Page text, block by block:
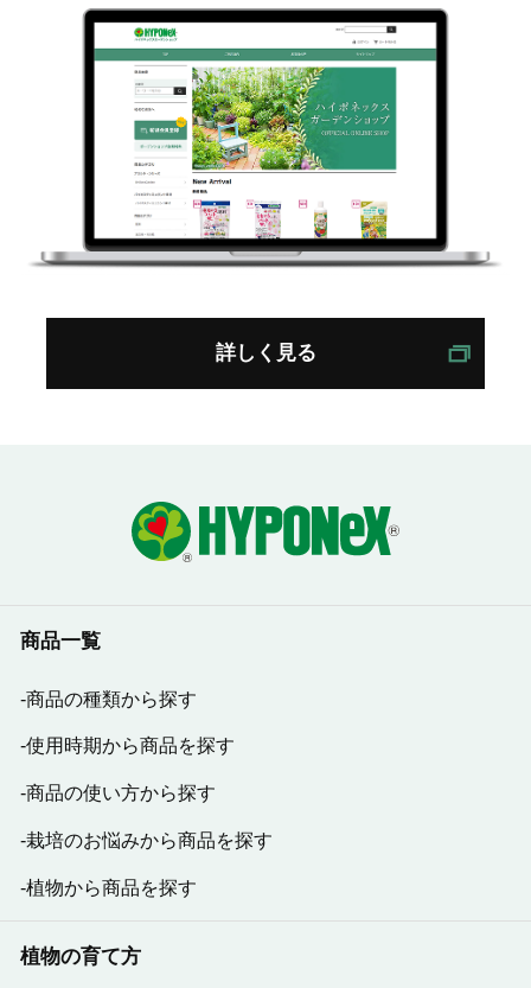
詳しく見る
商品一覧
商品の種類から探す
使用時期から商品を探す
商品の使い方から探す
栽培のお悩みから商品を探す
植物から商品を探す
植物の育て方